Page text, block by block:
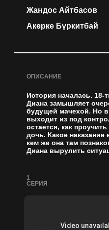
ОПИСАНИЕ
История началась. 18-
Диана замышляет
будущей мачехой. Но в
выходит из под
остается, как
дочь. Какое наказание
кем же она там
Диана вырулить
1
СЕРИЯ
Жандос Айтбасов
Акерке Бүркитбай